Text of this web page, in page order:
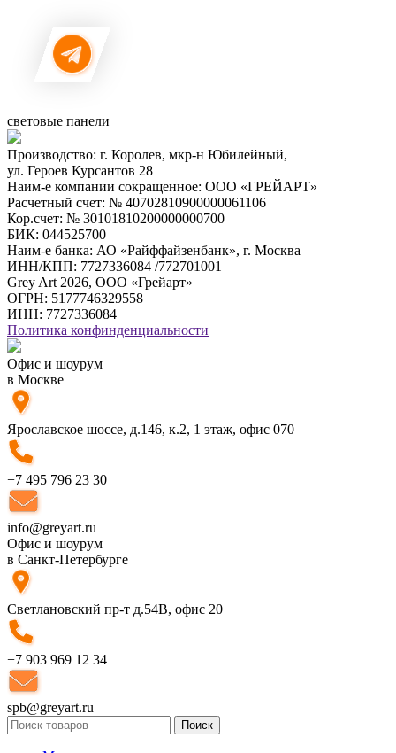
световые панели
Производство: г. Королев, мкр-н Юбилейный,
ул. Героев Курсантов 28
Наим-е компании сокращенное: ООО «ГРЕЙАРТ»
Расчетный счет: № 40702810900000061106
Кор.счет: № 30101810200000000700
БИК: 044525700
Наим-е банка: АО «Райффайзенбанк», г. Москва
ИНН/КПП: 7727336084 /772701001
Grey Art 2026, ООО «Грейарт»
ОГРН: 5177746329558
ИНН: 7727336084
Политика конфинденциальности
Офис и шоурум
в Москве
Ярославское шоссе, д.146, к.2, 1 этаж, офис 070
+7 495 796 23 30
info@greyart.ru
Офис и шоурум
в Санкт-Петербурге
Светлановский пр-т д.54В, офис 20
+7 903 969 12 34
spb@greyart.ru
Поиск